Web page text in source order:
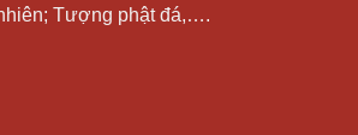
Tượng phật đá,….